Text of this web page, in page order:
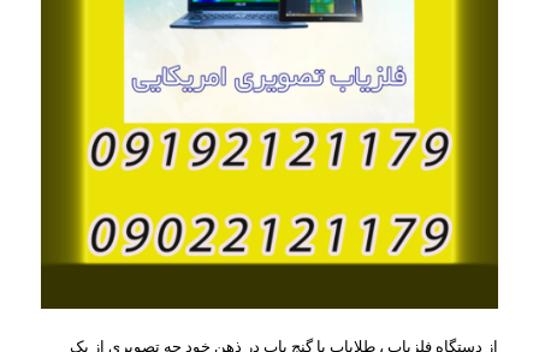
از دستگاه فلزیاب ، طلایاب یا گنج یاب در ذهن خود چه تصویری از یک